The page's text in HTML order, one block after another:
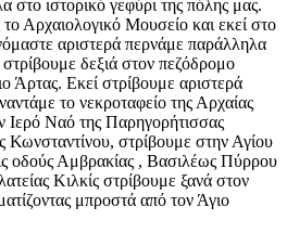
στο ιστορικό γεφύρι της πόλης μας.
Αρχαιολογικό Μουσείο και εκεί στο
αριστερά περνάμε παράλληλα
δεξιά στον πεζόδρομο
Άρτας. Εκεί στρίβουμε αριστερά
το νεκροταφείο της Αρχαίας
Ιερό Ναό της Παρηγορήτισσας
στρίβουμε στην Αγίου
οδούς Αμβρακίας , Βασιλέως Πύρρου
Κιλκίς στρίβουμε ξανά στον
μπροστά από τον Άγιο